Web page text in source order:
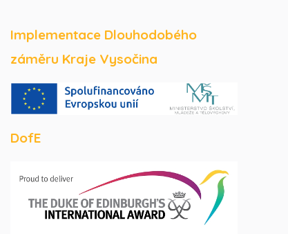
Implementace Dlouhodobého
záměru Kraje Vysočina
DofE